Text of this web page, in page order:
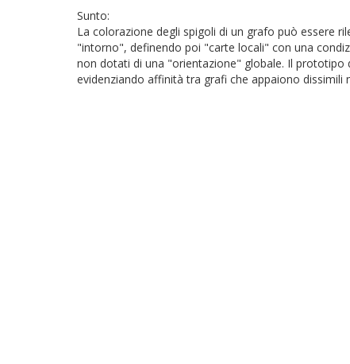
Sunto:
La colorazione degli spigoli di un grafo può essere
"intorno", definendo poi "carte locali" con una
non dotati di una "orientazione" globale. Il prototipo
evidenziando affinità tra grafi che appaiono dissimili